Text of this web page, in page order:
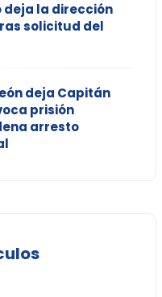
la dirección
solicitud del
deja Capitán
prisión
arresto